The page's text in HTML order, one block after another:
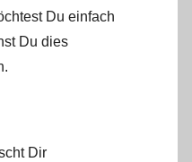
Du einfach
Du dies
Dir